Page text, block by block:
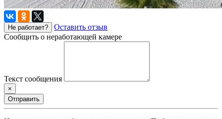
Не работает?
Оставить отзыв
Сообщить о неработающей камере
Текст сообщения
×
Отправить